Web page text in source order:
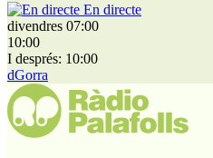
En directe
divendres 07:00
10:00
I després: 10:00
dGorra
La informació ha estat
se’n fessin ressò.
Per exemple, Jaume
la 3a tinent d’alcalde de
Ahir mateix les últimes